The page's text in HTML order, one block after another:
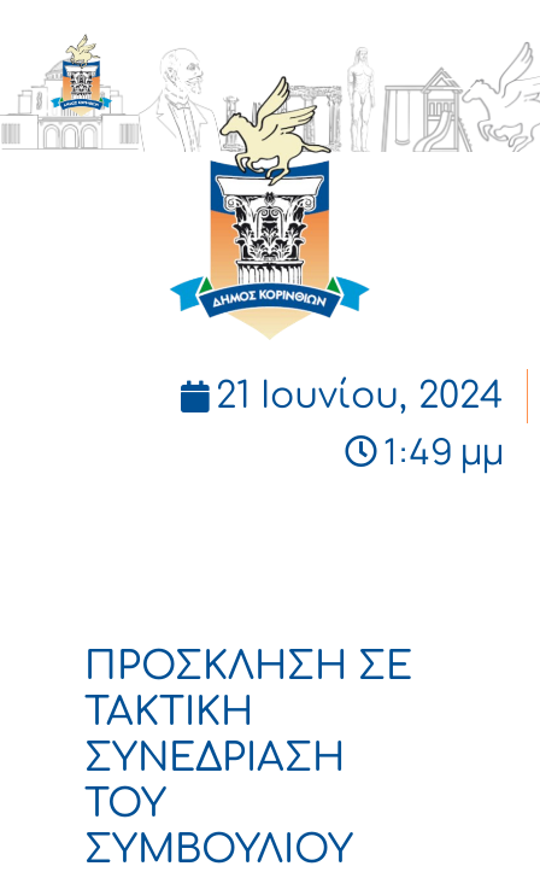
ΔΗΜΟΣ
ΚΟΡΙΝΘΙΩΝ
21 Ιουνίου, 2024
1:49 μμ
ΠΡΟΣΚΛΗΣΗ ΣΕ
ΤΑΚΤΙΚΗ
ΣΥΝΕΔΡΙΑΣΗ
ΤΟΥ
ΣΥΜΒΟΥΛΙΟΥ